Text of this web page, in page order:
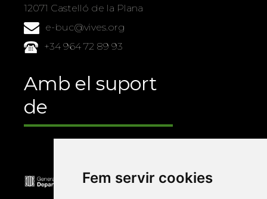
Fem servir cookies
12071 Castelló de la Plana
e-buc@vives.org
+34 964 72 89 93
Amb el suport
de